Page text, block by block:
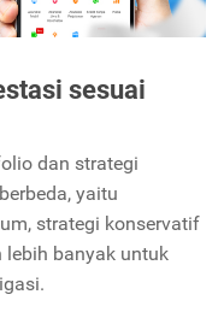
sesuai
dan strategi
yaitu
strategi konservatif
lebih banyak untuk